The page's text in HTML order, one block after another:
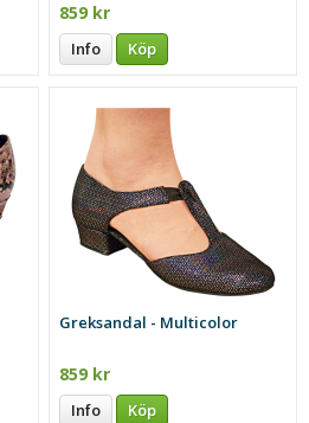
859 kr
Info Köp
Greksandal - Multicolor
859 kr
Info Köp